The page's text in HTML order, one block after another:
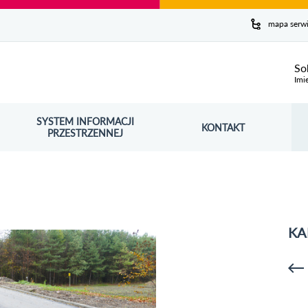
mapa
SYSTEM INFORMACJI
PRZESTRZENNEJ
OTWORZY SIĘ W NOWYM OKNIE KONTAKT